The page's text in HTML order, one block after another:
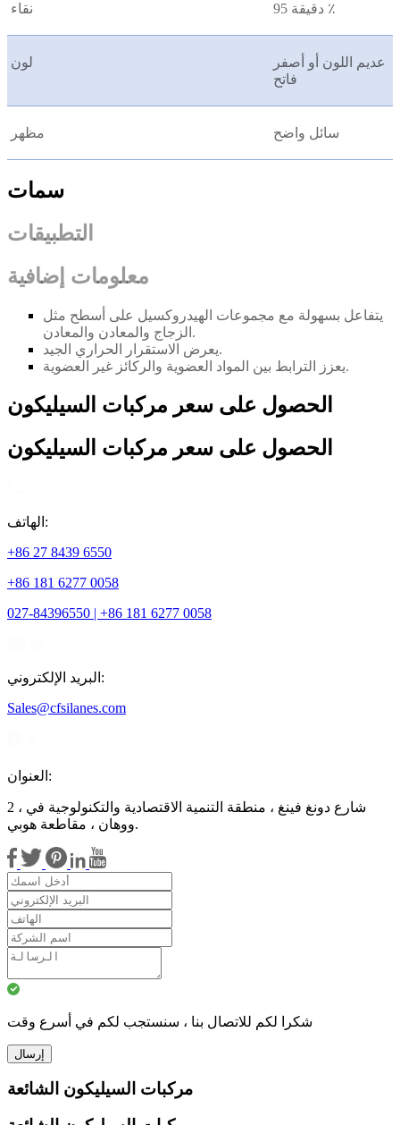
نقاء دقيقة 95 ٪
لون
عديم اللون أو أصفر
فاتح
مظهر سائل واضح
سمات
التطبيقات
معلومات إضافية
يتفاعل بسهولة مع مجموعات الهيدروكسيل على أسطح مثل
الزجاج والمعادن والمعادن.
يعرض الاستقرار الحراري الجيد.
يعزز الترابط بين المواد العضوية والركائز غير العضوية.
الحصول على سعر مركبات السيليكون
الحصول على سعر مركبات السيليكون
الهاتف:
+86 27 8439 6550
+86 181 6277 0058
027-84396550 | +86 181 6277 0058
البريد الإلكتروني:
Sales@cfsilanes.com
العنوان:
2 ، شارع دونغ فينغ ، منطقة التنمية الاقتصادية والتكنولوجية في
ووهان ، مقاطعة هوبي.
شكرا لكم للاتصال بنا ، سنستجب لكم في أسرع وقت
إرسال
مركبات السيليكون الشائعة